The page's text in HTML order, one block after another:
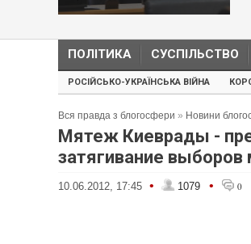
ПОЛІТИКА СУСПІЛЬСТВО
РОСІЙСЬКО-УКРАЇНСЬКА ВІЙНА
Вся правда з блогосфери » Новини
Мятеж Киеврады -
затягивание
10.06.2012, 17:45 • 1079 • 0